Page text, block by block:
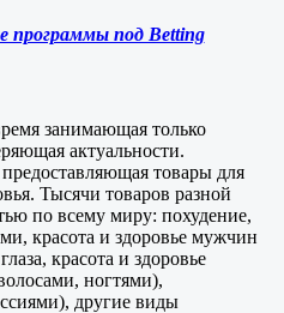
программы под Betting
занимающая только
актуальности.
товары для
Тысячи товаров разной
по всему миру: похудение,
красота и здоровье мужчин
красота и здоровье
ногтями),
другие виды